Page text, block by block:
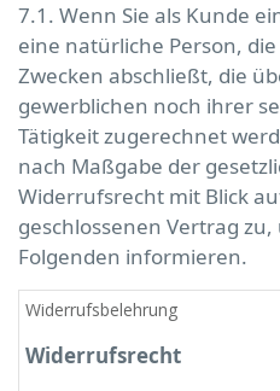
7.1. Wenn Sie als Kunde
eine natürliche Person,
Zwecken abschließt, die
gewerblichen noch ihrer
Tätigkeit zugerechnet
nach Maßgabe der
Widerrufsrecht mit Blick
geschlossenen Vertrag
Folgenden informieren.
Widerrufsbelehrung
Widerrufsrecht